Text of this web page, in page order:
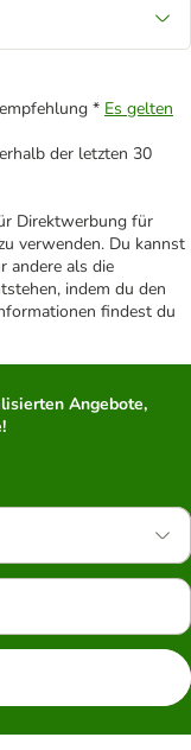
* Es gelten
der letzten 30
Direktwerbung für
verwenden. Du kannst
andere als die
indem du den
findest du
Angebote,